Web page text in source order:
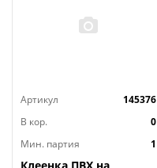
Артикул
145376
В кор.
0
Мин. партия
1